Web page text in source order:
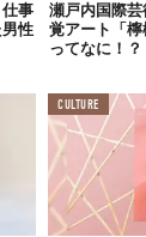
仕事
性
瀬戸内国際
覚アート「
ってなに！？
CULTURE